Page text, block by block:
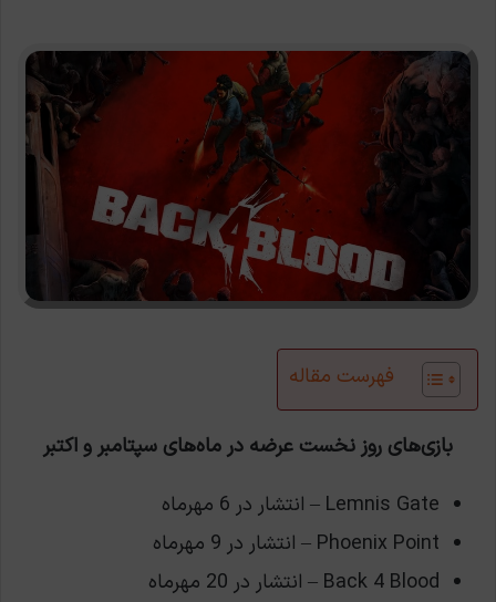
فهرست مقاله
بازی‌های روز نخست عرضه در ماه‌های سپتامبر و اکتبر
Lemnis Gate – انتشار در 6 مهرماه
Phoenix Point – انتشار در 9 مهرماه
Back 4 Blood – انتشار در 20 مهرماه